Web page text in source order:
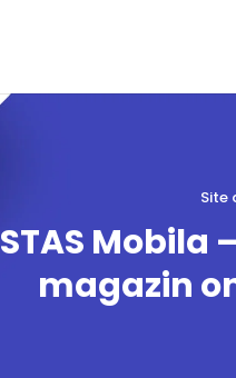
Site
STAS Mobila
magazin